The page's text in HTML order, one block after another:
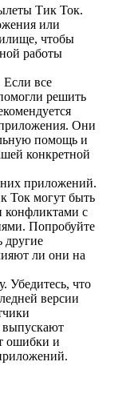
Тик Ток.
или
чтобы
работы
Если все
решить
Они
помощь и
конкретной
приложений.
Ток могут быть
конфликтами с
Попробуйте
другие
ли они на
Убедитесь, что
версии
выпускают
ошибки и